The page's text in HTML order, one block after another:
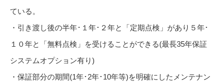
ている。
・引き渡し後の半年･１年･２年と「定期点検」があり５年･
１０年と「無料点検」を受けることができる(最長35年保証
システムオプション有り)
・保証部分の期間(1年･2年･10年等)を明確にしたメンテナン